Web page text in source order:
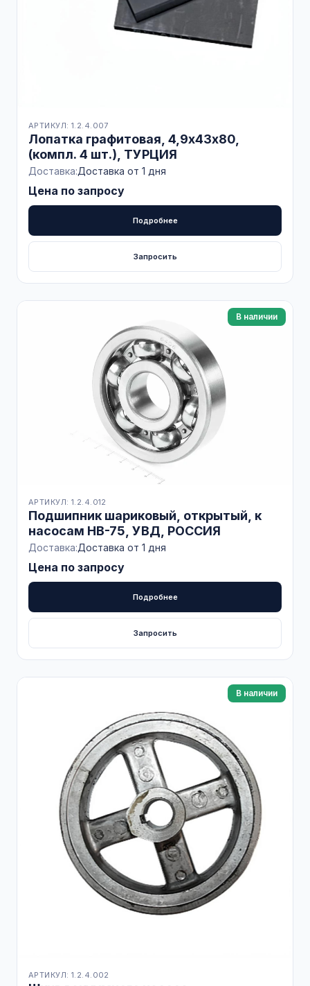
АРТИКУЛ: 1.2.4.007
Лопатка графитовая, 4,9х43х80,
(компл. 4 шт.), ТУРЦИЯ
Доставка:Доставка от 1 дня
Цена по запросу
Подробнее
Запросить
В наличии
АРТИКУЛ: 1.2.4.012
Подшипник шариковый, открытый, к
насосам НВ-75, УВД, РОССИЯ
Доставка:Доставка от 1 дня
Цена по запросу
Подробнее
Запросить
В наличии
АРТИКУЛ: 1.2.4.002